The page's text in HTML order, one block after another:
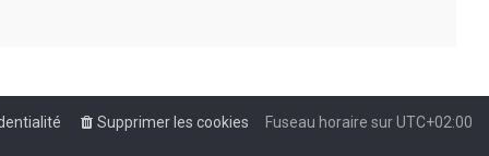
Fuseau horaire surUTC+02:00
Supprimer les cookies